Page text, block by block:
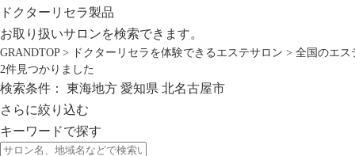
ドクターリセラ製品
お取り扱いサロンを検索できます。
GRANDTOP> ドクターリセラを体験できるエステサロン > 全国のエス
2件見つかりました
検索条件： 東海地方 愛知県 北名古屋市
さらに絞り込む
キーワードで探す